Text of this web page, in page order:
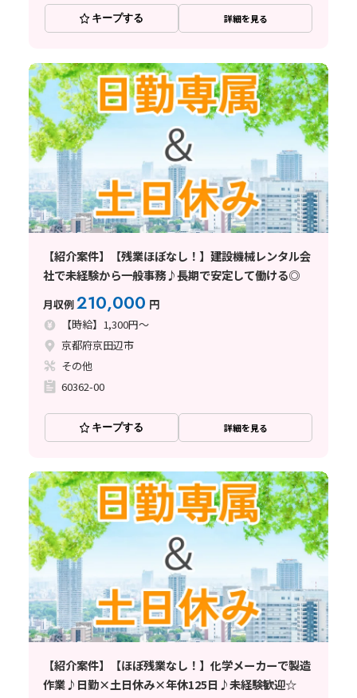
キープする 詳細を見る
【紹介案件】【残業ほぼなし！】建設機械レンタル会
社で未経験から一般事務♪長期で安定して働ける◎
月収例210,000 円
【時給】1,300円～
京都府京田辺市
その他
60362-00
キープする 詳細を見る
【紹介案件】【ほぼ残業なし！】化学メーカーで製造
作業♪日勤×土日休み×年休125日♪未経験歓迎☆